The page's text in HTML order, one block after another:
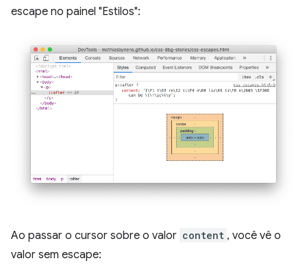
escape no painel "Estilos":
Ao passar o cursor sobre o valor content , você vê o
valor sem escape: